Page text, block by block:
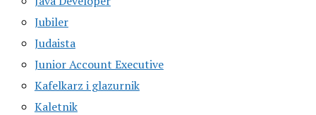
Jubiler
Judaista
Junior Account Executive
Kafelkarz i glazurnik
Kaletnik